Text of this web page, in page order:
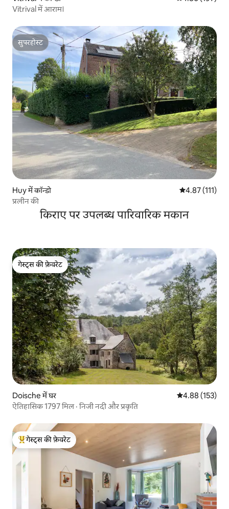
Vitrival में आराम।
सुपरहोस्ट
सुपरहोस्ट
Huy में कॉन्डो औसत रेटिंग 5 में से
4.87 (111)
प्रलीन की
किराए पर उपलब्ध पारिवारिक मकान
गेस्ट्स की फ़ेवरेट
गेस्ट्स की फ़ेवरेट
Doische में घर औसत रेटिंग 5 में से
4.88 (153)
ऐतिहासिक 1797 मिल · निजी नदी और प्रकृति
गेस्ट्स का टॉप फ़ेवरेट
गेस्ट्स की फ़ेवरेट